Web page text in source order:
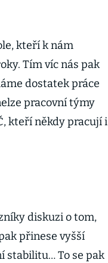
kteří k nám
Tím víc nás pak
dostatek práce
pracovní týmy
kteří někdy pracují i
diskuzi o tom,
přinese vyšší
stabilitu… To se pak